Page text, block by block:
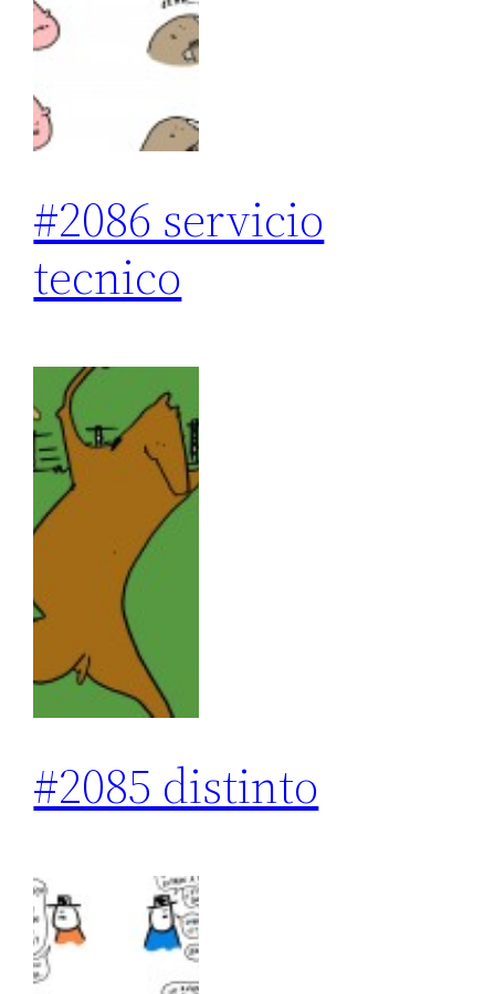
#2086 servicio
tecnico
#2085 distinto